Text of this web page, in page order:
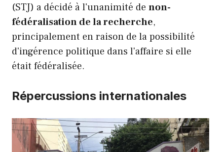
(STJ) a décidé à l'unanimité de non-
fédéralisation de la recherche,
principalement en raison de la possibilité
d'ingérence politique dans l'affaire si elle
était fédéralisée.
Répercussions internationales